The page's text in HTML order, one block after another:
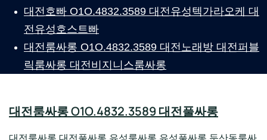
대전호빠 O1O.4832.3589 대전유성텍가라오케 대
전유성호스트빠
대전룸싸롱 O1O.4832.3589 대전노래방 대전퍼블
릭룸싸롱 대전비지니스룸싸롱
대전룸싸롱 O1O.4832.3589 대전풀싸롱
대전룸싸롱,대전풀싸롱,유성룸싸롱,유성풀싸롱,둔산동룸싸